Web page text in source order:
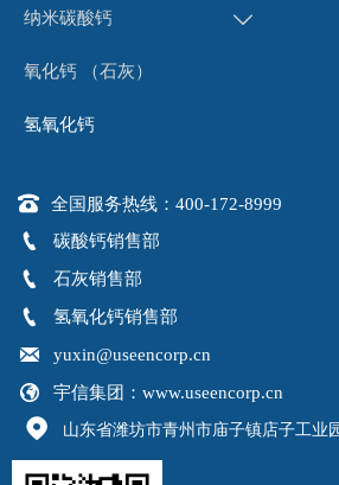
纳米碳酸钙 
氧化钙 （石灰）
氢氧化钙
 全国服务热线：400-172-8999
 碳酸钙销售部
 石灰销售部
 氢氧化钙销售部
 yuxin@useencorp.cn
 宇信集团：www.useencorp.cn
 山东省潍坊市青州市庙子镇店子工业